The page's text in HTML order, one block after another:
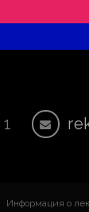
Информация о